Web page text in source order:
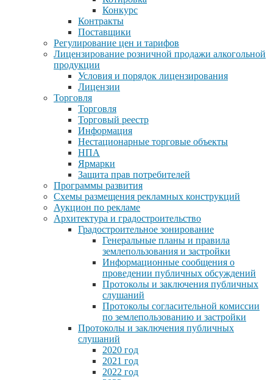
Конкурс
Контракты
Поставщики
Регулирование цен и тарифов
Лицензирование розничной продажи алкогольной
продукции
Условия и порядок лицензирования
Лицензии
Торговля
Торговля
Торговый реестр
Информация
Нестационарные торговые объекты
НПА
Ярмарки
Защита прав потребителей
Программы развития
Схемы размещения рекламных конструкций
Аукцион по рекламе
Архитектура и градостроительство
Градостроительное зонирование
Генеральные планы и правила
землепользования и застройки
Информационные сообщения о
проведении публичных обсуждений
Протоколы и заключения публичных
слушаний
Протоколы согласительной комиссии
по землепользованию и застройки
Протоколы и заключения публичных
слушаний
2020 год
2021 год
2022 год